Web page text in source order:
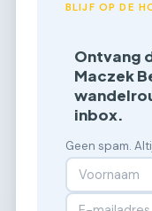
BLIJF OP DE
Ontvang
Maczek
inbox.
Geen spam.